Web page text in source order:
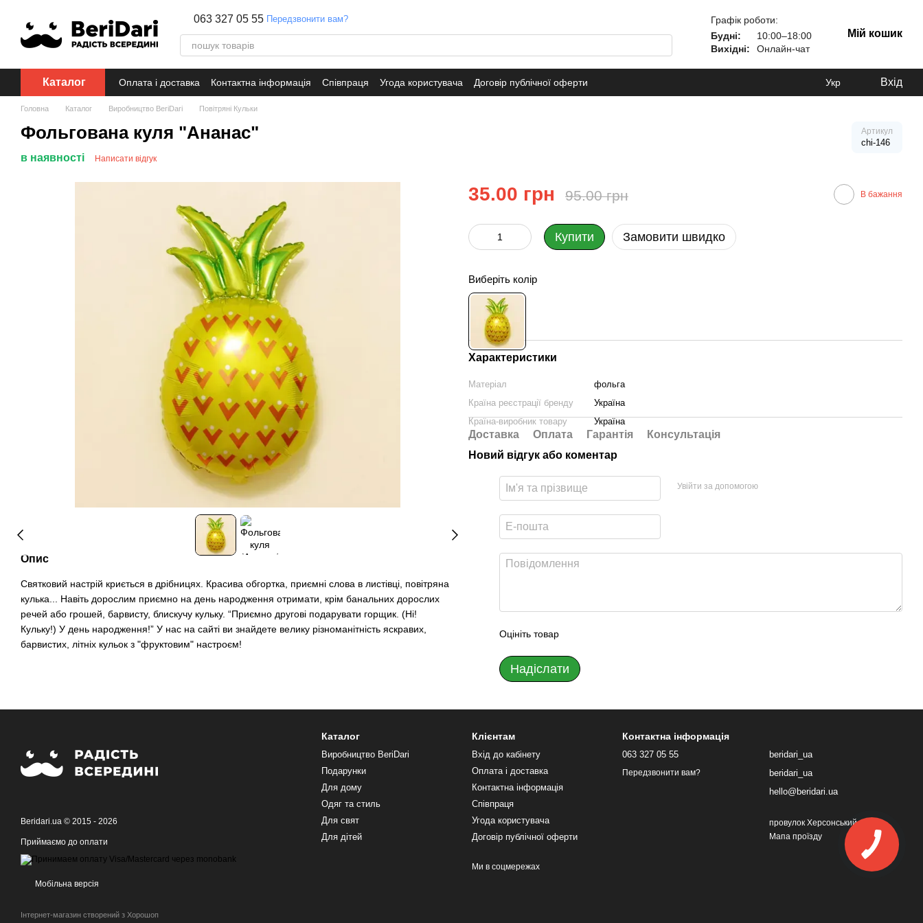
063 327 05 55 Передзвонити вам?
Графік роботи:
Будні:
10:00–18:00
Вихідні:
Онлайн-чат
Мій кошик
Каталог Оплата і доставка Контактна інформація Співпраця Угода користувача Договір публічної оферти Укр Вхід
Головна Каталог Виробництво BeriDari Повітряні Кульки
Фольгована куля "Ананас" Артикул
chi-146
в наявності Написати відгук
Опис
Святковий настрій криється в дрібницях. Красива обгортка, приємні слова в листівці, повітряна
кулька... Навіть дорослим приємно на день народження отримати, крім банальних дорослих
речей або грошей, барвисту, блискучу кульку. “Приємно другові подарувати горщик. (Ні!
Кульку!) У день народження!” У нас на сайті ви знайдете велику різноманітність яскравих,
барвистих, літніх кульок з "фруктовим" настроєм!
35.00 грн 95.00 грн В бажання
Купити Замовити швидко
Виберіть колір
Характеристики
Матеріал
фольга
Країна реєстрації бренду
Україна
Країна-виробник товару
Україна
Доставка Оплата Гарантія
Консультація
Новий відгук або коментар
Увійти за допомогою
Оцініть товар
Надіслати
Beridari.ua © 2015 - 2026
Приймаємо до оплати
Мобільна версія
Інтернет-магазин створений з Хорошоп
Каталог
Виробництво BeriDari
Подарунки
Для дому
Одяг та стиль
Для свят
Для дітей
Клієнтам
Вхід до кабінету
Оплата і доставка
Контактна інформація
Співпраця
Угода користувача
Договір публічної оферти
Ми в соцмережах
Контактна інформація
063 327 05 55
Передзвонити вам?
beridari_ua
beridari_ua
hello@beridari.ua
провулок Херсонський, 1
Мапа проїзду